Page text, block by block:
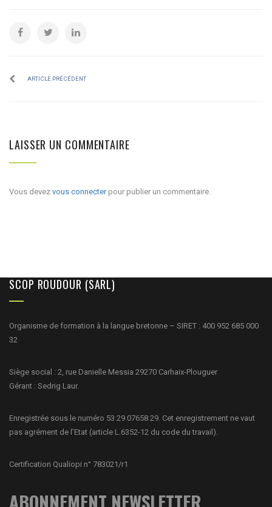
ARTICLE PRÉCÉDENT
LAISSER UN COMMENTAIRE
Vous devez vous connecterpour publier un commentaire.
SCOP ROUDOUR (SARL)
Organisme de formation à la langue bretonne – SIRET : 400 952 685 000
32
Siège social : 2, rue Danielle Messia 29270 Carhaix-Plouguer
Gérant : Sedrig Laur.
Enregistrée sous le numéro 53 29 07658 29. Cet enregistrement ne vaut
pas agrément de l’Etat (article L.6352-12 du code du travail).
Certification Qualiopi n° 783021/r1
ABONNEMENT NEWSLETTER